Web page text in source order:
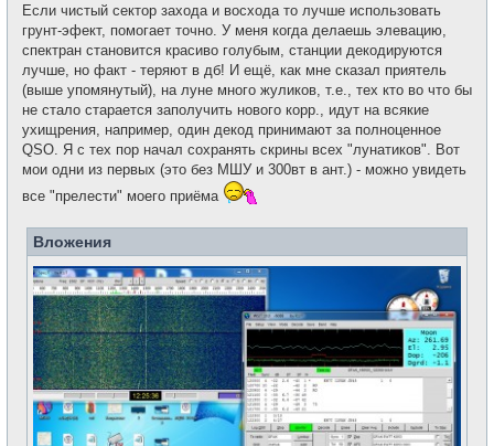
Если чистый сектор захода и восхода то лучше использовать
грунт-эфект, помогает точно. У меня когда делаешь элевацию,
спектран становится красиво голубым, станции декодируются
лучше, но факт - теряют в дб! И ещё, как мне сказал приятель
(выше упомянутый), на луне много жуликов, т.е., тех кто во что бы
не стало старается заполучить нового корр., идут на всякие
ухищрения, например, один декод принимают за полноценное
QSO. Я с тех пор начал сохранять скрины всех "лунатиков". Вот
мои одни из первых (это без МШУ и 300вт в ант.) - можно увидеть
все "прелести" моего приёма
Вложения